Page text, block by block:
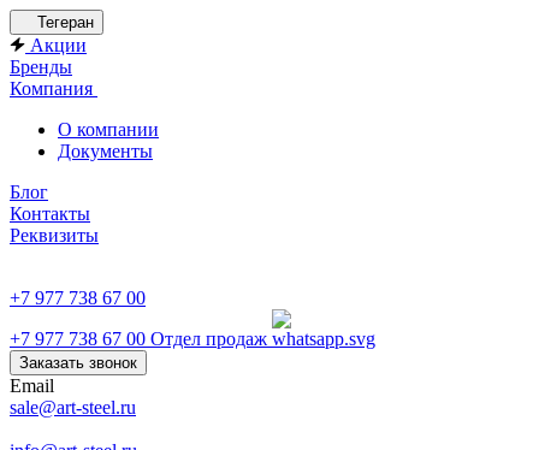
Тегеран
Акции
Бренды
Компания
О компании
Документы
Блог
Контакты
Реквизиты
+7 977 738 67 00
+7 977 738 67 00 Отдел продаж
Заказать звонок
Email
sale@art-steel.ru